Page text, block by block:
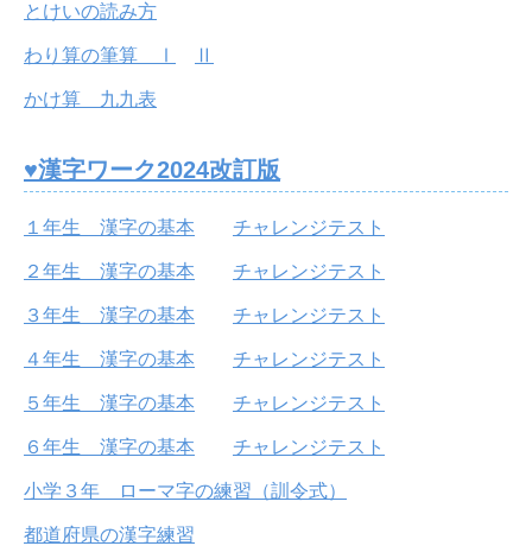
とけいの読み方
わり算の筆算 Ⅰ Ⅱ
かけ算 九九表
♥漢字ワーク2024改訂版
１年生 漢字の基本 チャレンジテスト
２年生 漢字の基本 チャレンジテスト
３年生 漢字の基本 チャレンジテスト
４年生 漢字の基本 チャレンジテスト
５年生 漢字の基本 チャレンジテスト
６年生 漢字の基本 チャレンジテスト
小学３年 ローマ字の練習（訓令式）
都道府県の漢字練習